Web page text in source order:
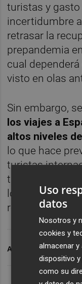
turistas y gasto
incertidumbre
retrasar la
prepandemia
cual
visto en olas
Sin embargo,
los viajes a
altos niveles
lo que hace
turistas
trimestre de
lo que supone
recibidas en el
ARCHIVADO EN
Uso
datos
Nosotros y
cookies y
almacenar
dispositivo
como su